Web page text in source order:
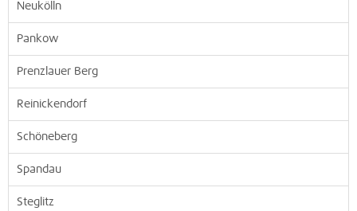
Neukölln
Pankow
Prenzlauer Berg
Reinickendorf
Schöneberg
Spandau
Steglitz